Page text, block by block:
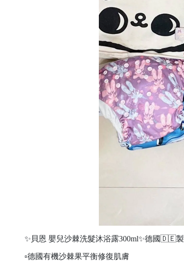
✨貝恩 嬰兒沙棘洗髮沐浴露300ml✨德國🇩🇪製
▫️德國有機沙棘果平衡修復肌膚